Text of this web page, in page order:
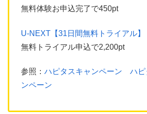
無料体験お申込完了で450pt
U-NEXT【31日間無料トライアル】
無料トライアル申込で2,200pt
参照： ハピタスキャンペーン ハピ
ンペーン